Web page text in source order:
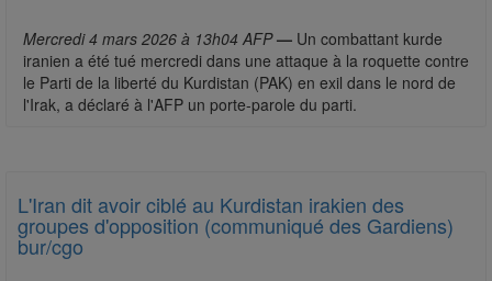
Mercredi 4 mars 2026 à 13h04 AFP — Un combattant kurde
iranien a été tué mercredi dans une attaque à la roquette contre
le Parti de la liberté du Kurdistan (PAK) en exil dans le nord de
l'Irak, a déclaré à l'AFP un porte-parole du parti.
L'Iran dit avoir ciblé au Kurdistan irakien des
groupes d'opposition (communiqué des Gardiens)
bur/cgo